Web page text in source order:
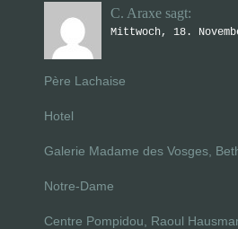
C. Araxe sagt:
Mittwoch, 18.
Père Lachaise
Hotel
Galerie Madame des Vosges,
Notre-Dame
Centre Pompidou, Raoul